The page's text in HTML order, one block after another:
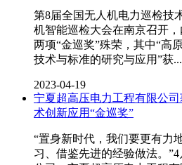
第8届全国无人机电力巡检技
机智能巡检大会在南京召开
两项“金巡奖”殊荣，其中“高
技术与标准的研究与应用”获...
2023-04-19
宁夏超高压电力工程有限公
术创新应用“金巡奖”
“置身新时代，我们要更有力
习、借鉴先进的经验做法。